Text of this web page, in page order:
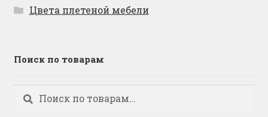
Цвета плетеной мебели
Поиск по товарам
Искать:
Поиск